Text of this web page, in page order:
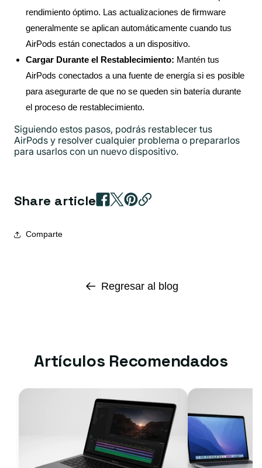
rendimiento óptimo. Las actualizaciones de firmware
generalmente se aplican automáticamente cuando tus
AirPods están conectados a un dispositivo.
Cargar Durante el Restablecimiento: Mantén tus
AirPods conectados a una fuente de energía si es posible
para asegurarte de que no se queden sin batería durante
el proceso de restablecimiento.
Siguiendo estos pasos, podrás restablecer tus
AirPods y resolver cualquier problema o prepararlos
para usarlos con un nuevo dispositivo.
Share article
Comparte
Regresar al blog
Artículos Recomendados